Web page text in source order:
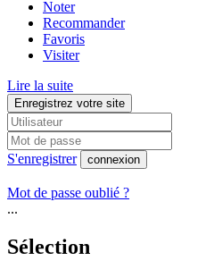
Noter
Recommander
Favoris
Visiter
Lire la suite
Enregistrez votre site
S'enregistrer connexion
Mot de passe oublié ?
...
Sélection